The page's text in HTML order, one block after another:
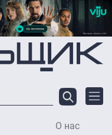
О нас